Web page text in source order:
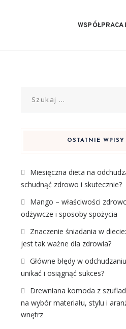
OSTATNIE WPISY
Miesięczna dieta na
schudnąć zdrowo i skutecznie?
Mango – właściwości
odżywcze i sposoby spożycia
Znaczenie śniadania w
jest tak ważne dla zdrowia?
Główne błędy w
unikać i osiągnąć sukces?
Drewniana komoda z
na wybór materiału, stylu i
wnętrz